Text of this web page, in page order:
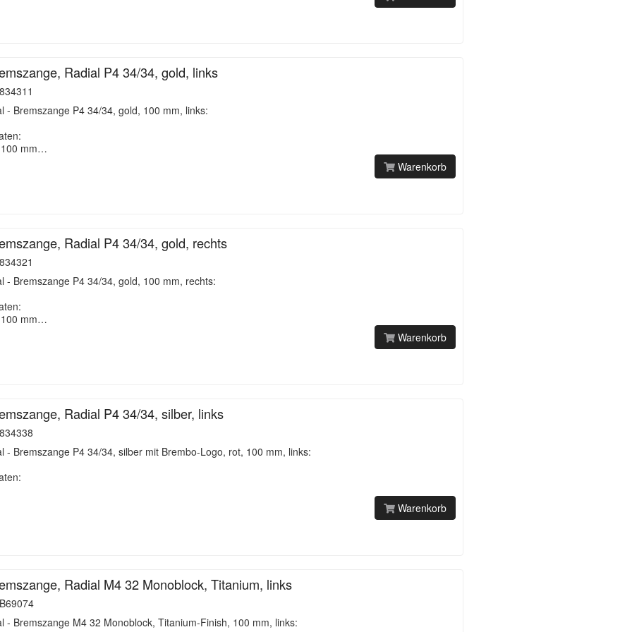
Radial P4 34/34, gold, links
- Bremszange P4 34/34, gold, 100 mm, links:
100 mm…
Warenkorb
Radial P4 34/34, gold, rechts
- Bremszange P4 34/34, gold, 100 mm, rechts:
100 mm…
Warenkorb
Radial P4 34/34, silber, links
- Bremszange P4 34/34, silber mit Brembo-Logo, rot, 100 mm, links:
Warenkorb
Radial M4 32 Monoblock, Titanium, links
- Bremszange M4 32 Monoblock, Titanium-Finish, 100 mm, links: